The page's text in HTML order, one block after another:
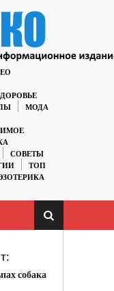
МОДА
СОВЕТЫ
ТОП
собака